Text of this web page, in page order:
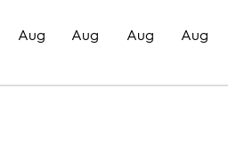
Trailer
Bilder
Aug Aug Aug Aug